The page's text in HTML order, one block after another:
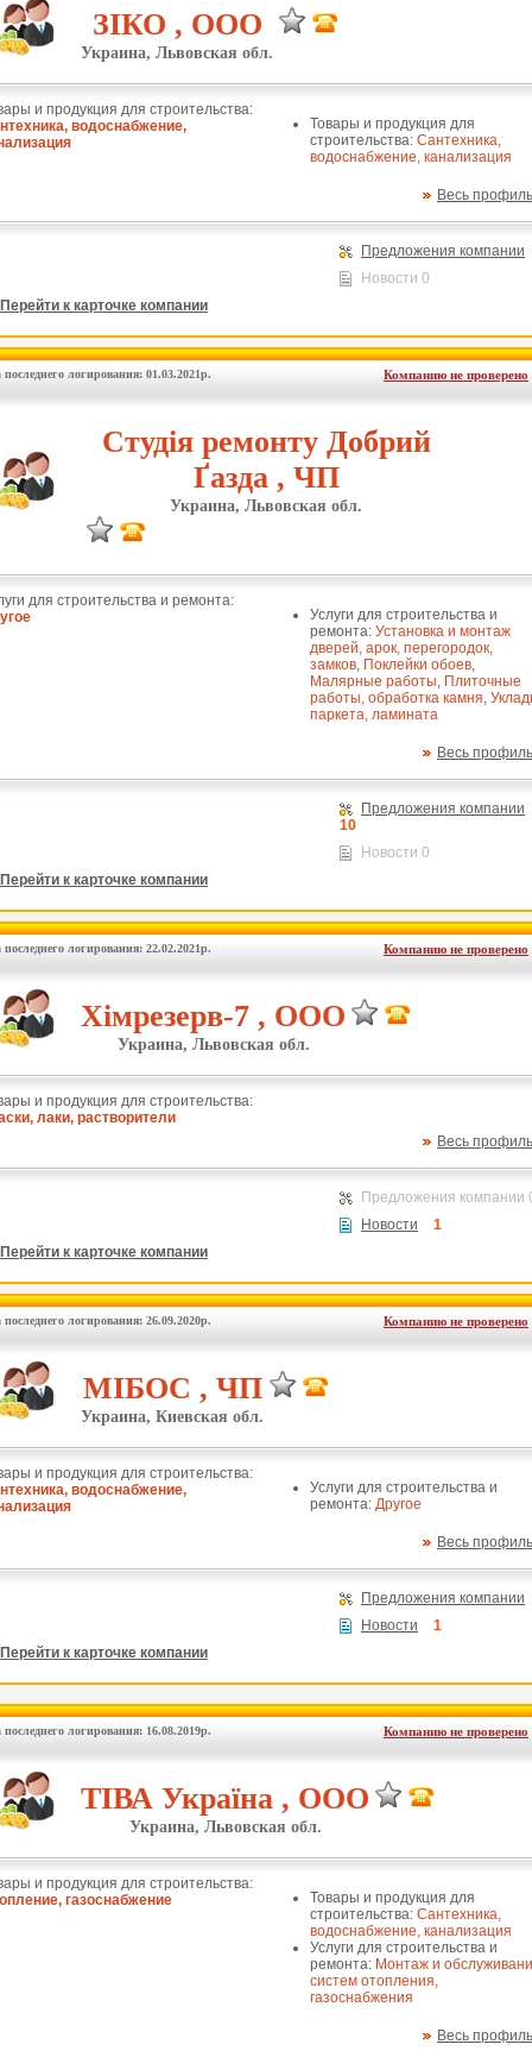
ЗІКО , ООО
Украина, Львовская обл.
и продукция для строительства:
водоснабжение,
Товары и продукция для
строительства: Сантехника,
водоснабжение, канализация
Весь профиль
Предложения компании
Новости 0
Перейти к карточке компании
последнего логирования: 01.03.2021р. Компанию не проверено
Студія ремонту Добрий
Ґазда , ЧП
Украина, Львовская обл.
для строительства и ремонта:
Услуги для строительства и
ремонта: Установка и монтаж
дверей, арок, перегородок,
замков, Поклейки обоев,
Малярные работы, Плиточные
работы, обработка камня,
паркета, ламината
Весь профиль
Предложения компании
10
Новости 0
Перейти к карточке компании
последнего логирования: 22.02.2021р. Компанию не проверено
Хімрезерв-7 , ООО
Украина, Львовская обл.
и продукция для строительства:
лаки, растворители
Весь профиль
Предложения компании
Новости
1
Перейти к карточке компании
последнего логирования: 26.09.2020р. Компанию не проверено
МІБОС , ЧП
Украина, Киевская обл.
и продукция для строительства:
водоснабжение,
Услуги для строительства и
ремонта: Другое
Весь профиль
Предложения компании
Новости
1
Перейти к карточке компании
последнего логирования: 16.08.2019р. Компанию не проверено
ТІВА Україна , ООО
Украина, Львовская обл.
и продукция для строительства:
газоснабжение
Товары и продукция для
строительства: Сантехника,
водоснабжение, канализация
Услуги для строительства и
ремонта: Монтаж и
систем отопления,
газоснабжения
Весь профиль